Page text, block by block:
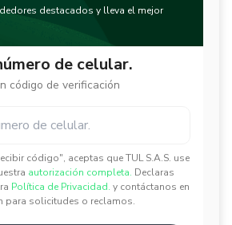
destacados y lleva el mejor
de celular.
código de verificación
código", aceptas que TUL S.A.S. use
autorización completa. Declaras
Política de Privacidad. y contáctanos en
para solicitudes o reclamos.
✕
✕